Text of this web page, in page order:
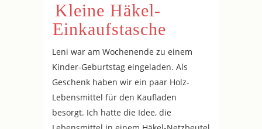
Kleine Häkel-
Einkaufstasche
Leni war am Wochenende zu einem
Kinder-Geburtstag eingeladen. Als
Geschenk haben wir ein paar Holz-
Lebensmittel für den Kaufladen
besorgt. Ich hatte die Idee, die